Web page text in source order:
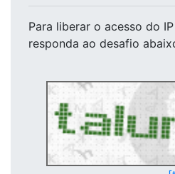
Para liberar o acesso do IP
responda ao desafio